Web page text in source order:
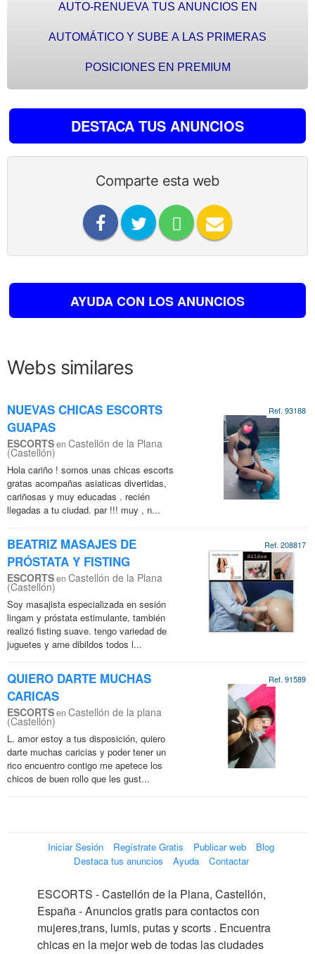
AUTO-RENUEVA TUS ANUNCIOS EN
AUTOMÁTICO Y SUBE A LAS PRIMERAS
POSICIONES EN PREMIUM
DESTACA TUS ANUNCIOS
Comparte esta web
AYUDA CON LOS ANUNCIOS
Webs similares
Ref. 93188
NUEVAS CHICAS ESCORTS
GUAPAS
ESCORTSen Castellón de la Plana
(Castellón)
Hola cariño ! somos unas chicas escorts
gratas acompañas asiaticas divertidas,
cariñosas y muy educadas . recién
llegadas a tu ciudad. par !!! muy , n...
Ref. 208817
BEATRIZ MASAJES DE
PRÓSTATA Y FISTING
ESCORTSen Castellón de la Plana
(Castellón)
Soy masajista especializada en sesión
lingam y próstata estimulante, también
realizó fisting suave. tengo variedad de
juguetes y arne dibildos todos l...
Ref. 91589
QUIERO DARTE MUCHAS
CARICAS
ESCORTSen Castellón de la plana
(Castellón)
L. amor estoy a tus disposición, quiero
darte muchas caricias y poder tener un
rico encuentro contigo me apetece los
chicos de buen rollo que les gust...
Iniciar Sesión Regístrate Gratis Publicar web
Blog
Destaca tus anuncios
Ayuda Contactar
ESCORTS - Castellón de la Plana, Castellón,
España - Anuncios gratis para contactos con
mujeres,trans, lumis, putas y scorts . Encuentra
chicas en la mejor web de todas las ciudades